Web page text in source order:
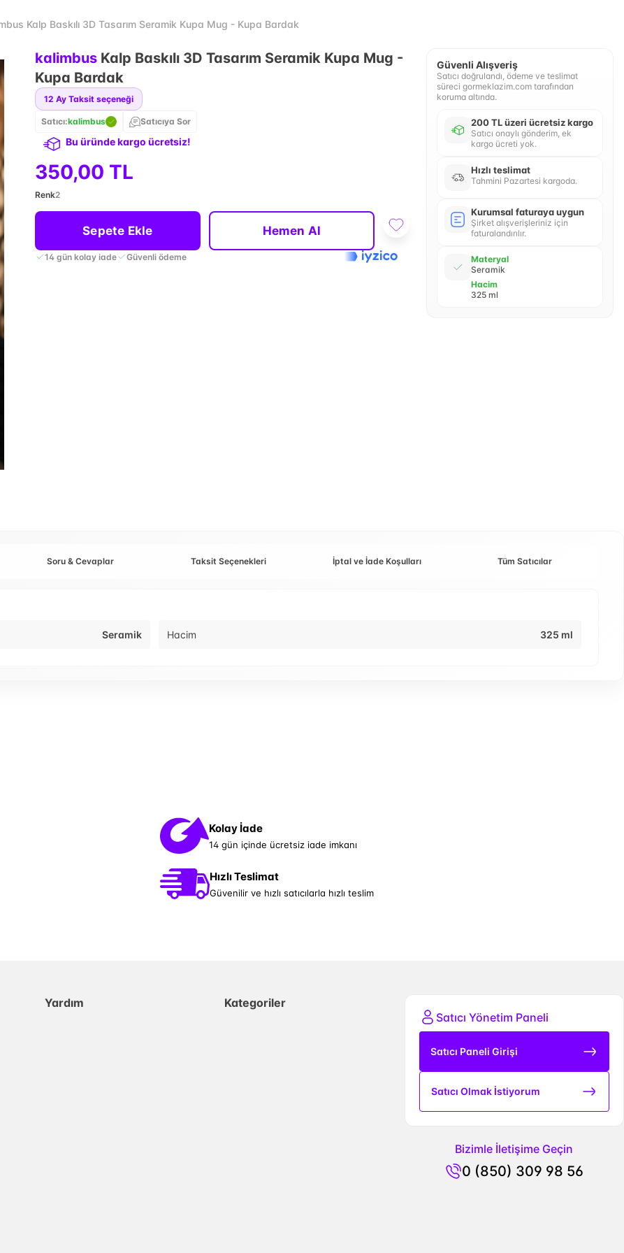
Kalp Baskılı 3D Tasarım Seramik Kupa Mug - Kupa Bardak
kalimbus Kalp Baskılı 3D Tasarım Seramik Kupa Mug -
Kupa Bardak
12 Ay Taksit seçeneği
Satıcı:kalimbus Satıcıya Sor
Bu üründe kargo ücretsiz!
350,00 TL
Renk2
Sepete Ekle Hemen Al
14 gün kolay iade Güvenli ödeme
Güvenli Alışveriş
Satıcı doğrulandı, ödeme ve teslimat
süreci gormeklazim.com tarafından
koruma altında.
200 TL üzeri ücretsiz kargo
Satıcı onaylı gönderim, ek
kargo ücreti yok.
Hızlı teslimat
Tahmini Pazartesi kargoda.
Kurumsal faturaya uygun
Şirket alışverişleriniz için
faturalandırılır.
Materyal
Seramik
Hacim
325 ml
Soru & Cevaplar Taksit Seçenekleri İptal ve İade Koşulları Tüm Satıcılar
Seramik Hacim 325 ml
Kolay İade
14 gün içinde ücretsiz iade imkanı
Hızlı Teslimat
Güvenilir ve hızlı satıcılarla hızlı teslim
Yardım
Kategoriler
Satıcı Yönetim Paneli
Satıcı Paneli Girişi
Satıcı Olmak İstiyorum
Bizimle İletişime Geçin
0 (850) 309 98 56